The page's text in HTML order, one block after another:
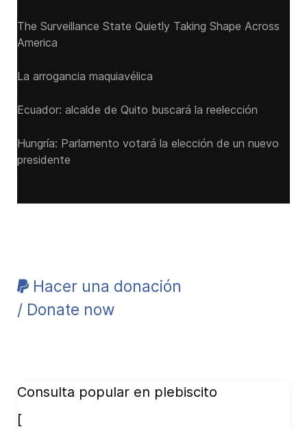
The Surveillance State Quietly Taking Shape Across
America
La arrogancia maquiavélica
Ecuador: alcalde de Quito buscará la reelección
Hungría: Parlamento votará la elección de un nuevo
presidente
Hacer una donación
/ Donate now
Consulta popular en plebiscito
[